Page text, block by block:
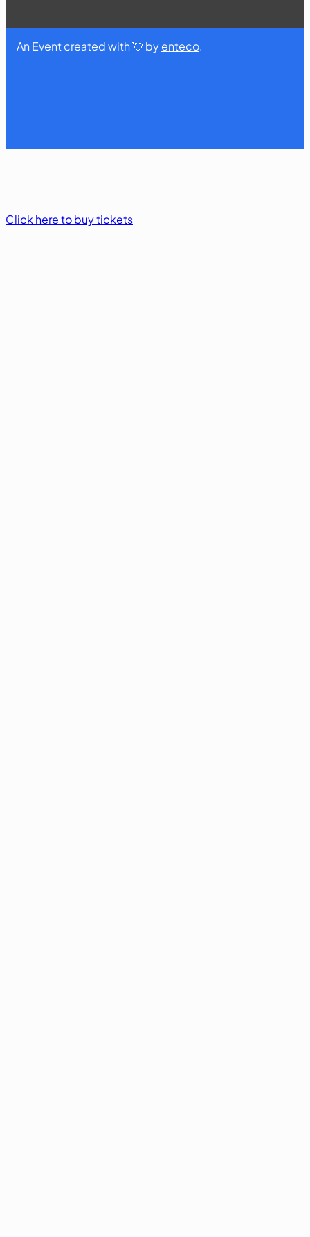
An Event created with 💘 byenteco.
Click here to buy tickets